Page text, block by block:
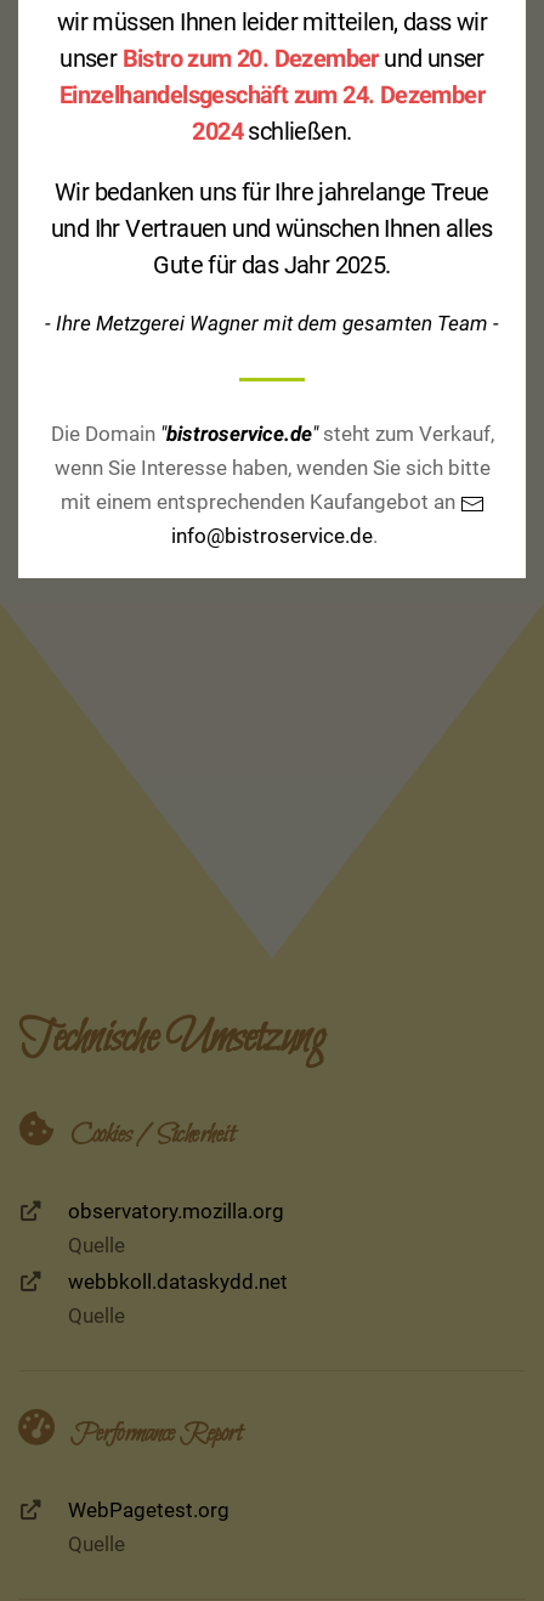
77736 Zell a. H.
Ortenaukreis
Baden-Württemberg
(07835) 634990
Telefon
(07835) 634999
Webseite
info@bistroservice.de
Technische Umsetzung
Cookies / Sicherheit
observatory.mozilla.org
Quelle
webbkoll.dataskydd.net
Quelle
Performance Report
WebPagetest.org
Quelle
wir müssen Ihnen leider mitteilen, dass wir
unser Bistro zum 20. Dezemberund unser
Einzelhandelsgeschäft zum 24. Dezember
2024schließen.
Wir bedanken uns für Ihre jahrelange Treue
und Ihr Vertrauen und wünschen Ihnen alles
Gute für das Jahr 2025.
- Ihre Metzgerei Wagner mit dem gesamten Team -
Die Domain "bistroservice.de"steht zum Verkauf,
wenn Sie Interesse haben, wenden Sie sich bitte
mit einem entsprechenden Kaufangebot an
info@bistroservice.de.